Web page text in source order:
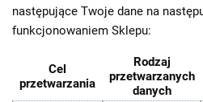
następujące Twoje dane na
funkcjonowaniem Sklepu:
Cel
przetwarzania
Rodzaj
przetwarzanych
danych